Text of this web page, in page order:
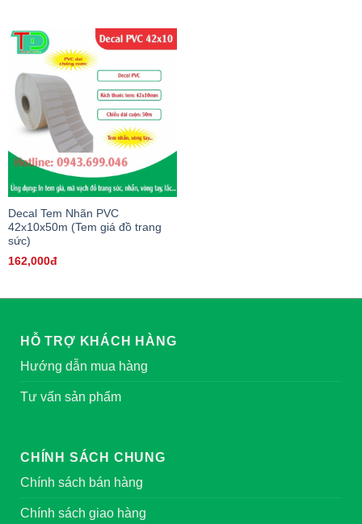
Decal Tem Nhãn PVC
42x10x50m (Tem giá đồ trang
sức)
162,000đ
HỖ TRỢ KHÁCH HÀNG
Hướng dẫn mua hàng
Tư vấn sản phẩm
CHÍNH SÁCH CHUNG
Chính sách bán hàng
Chính sách giao hàng